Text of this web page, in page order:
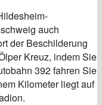
auch
der Beschilderung
Kreuz, indem Sie
392 fahren Sie
Kilometer liegt auf